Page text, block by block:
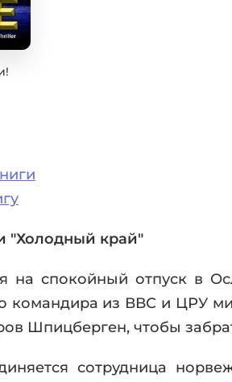
"Холодный край"
на спокойный отпуск в
командира из ВВС и ЦРУ
Шпицберген, чтобы
сотрудница